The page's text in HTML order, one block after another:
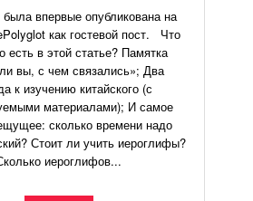
была впервые опубликована на
как гостевой пост. Что
есть в этой статье? Памятка
вы, с чем связались»; Два
к изучению китайского (с
материалами); И самое
сколько времени надо
Стоит ли учить иероглифы?
иероглифов...